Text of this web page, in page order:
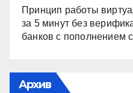
Принцип работы
за 5 минут без
банков с пополнением
Архив